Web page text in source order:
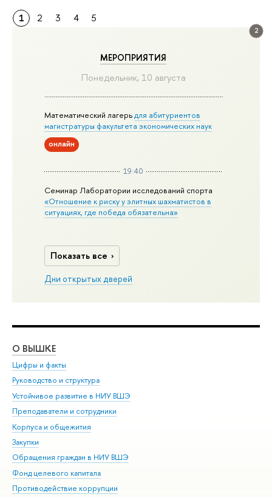
2
МЕРОПРИЯТИЯ
Понедельник, 10 августа
Математический лагерьдля абитуриентов
магистратуры факультета экономических наук
онлайн
19:40
Семинар Лаборатории исследований спорта
«Отношение к риску у элитных шахматистов в
ситуациях, где победа обязательна»
Показать все
Дни открытых дверей
1 2 3 4 5
О ВЫШКЕ
Цифры и факты
Руководство и структура
Устойчивое развитие в НИУ ВШЭ
Преподаватели и сотрудники
Корпуса и общежития
Закупки
Обращения граждан в НИУ ВШЭ
Фонд целевого капитала
Противодействие коррупции